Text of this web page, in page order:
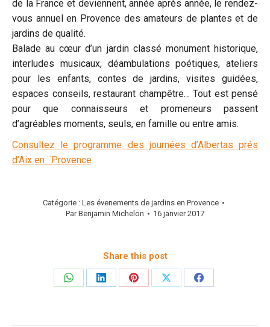
de la France et deviennent, année après année, le rendez-
vous annuel en Provence des amateurs de plantes et de
jardins de qualité.
Balade au cœur d’un jardin classé monument historique,
interludes musicaux, déambulations poétiques, ateliers
pour les enfants, contes de jardins, visites guidées,
espaces conseils, restaurant champêtre… Tout est pensé
pour que connaisseurs et promeneurs passent
d’agréables moments, seuls, en famille ou entre amis.
Consultez le programme des journées d’Albertas prés
d’Aix en ¨Provence
Catégorie : Les évenements de jardins en Provence
ParBenjamin Michelon 16 janvier 2017
Share this post
PartagerPartagerPartagerPartagerPartager